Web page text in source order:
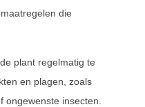
die
plant regelmatig te
en plagen, zoals
ongewenste insecten.